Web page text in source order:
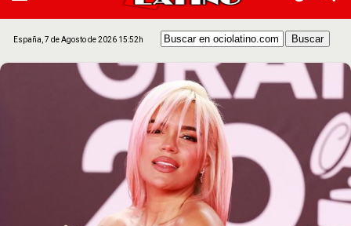
España, 7 de Agosto de 2026 15:52h